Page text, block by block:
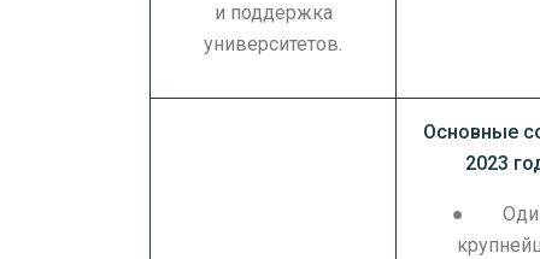
и поддержка
университетов.
Основные
2023
●